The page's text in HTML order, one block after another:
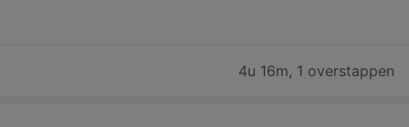
4u 16m, 1 overstappen